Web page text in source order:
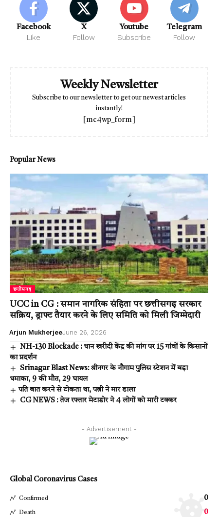
Facebook
Like
X
Follow
Youtube
Subscribe
Telegram
Follow
Weekly Newsletter
Subscribe to our newsletter to get our newest articles
instantly!
[mc4wp_form]
Popular News
छत्तीसगढ़
UCC in CG : समान नागरिक संहिता पर छत्तीसगढ़ सरकार
सक्रिय, ड्राफ्ट तैयार करने के लिए समिति को मिली जिम्मेदारी
Arjun MukherjeeJune 26, 2026
NH-130 Blockade : धान खरीदी केंद्र की मांग पर 15 गांवों के किसानों
का प्रदर्शन
Srinagar Blast News: श्रीनगर के नौगाम पुलिस स्टेशन में बड़ा
धमाका, 9 की मौत, 29 घायल
​​​​​​​पति बात करने से टोकता था, पत्नी ने मार डाला
CG NEWS : तेज रफ्तार मेटाडोर ने 4 लोगों को मारी टक्कर
- Advertisement -
Global Coronavirus Cases
Confirmed 0
Death 0